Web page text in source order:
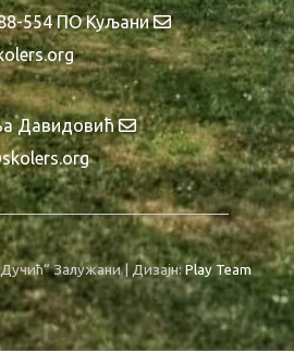
554 ПО Куљани
Давидовић
Залужани | Дизајн: Play Team